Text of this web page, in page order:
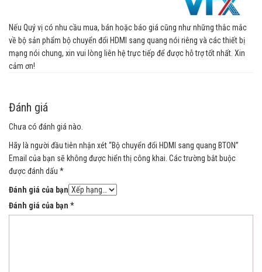
Nếu Quý vị có nhu cầu mua, bán hoặc báo giá cũng như những thắc mắc
về bộ sản phẩm bộ chuyển đổi HDMI sang quang nói riêng và các thiết bị
mạng nói chung, xin vui lòng liên hệ trực tiếp để được hỗ trợ tốt nhất. Xin
cảm ơn!
Đánh giá
Chưa có đánh giá nào.
Hãy là người đầu tiên nhận xét “Bộ chuyển đổi HDMI sang quang BTON”
Email của bạn sẽ không được hiển thị công khai. Các trường bắt buộc
được đánh dấu *
Đánh giá của bạn
Đánh giá của bạn *